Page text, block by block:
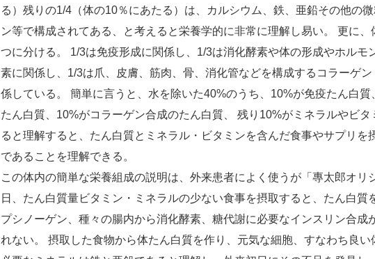
る）残りの1/4（体の10％にあたる）は、カルシウム、鉄、亜鉛その他の
ン等で構成されてある、と考えると栄養学的に非常に理解し易い。 更に、
つに分ける。 1/3は免疫形成に関係し、1/3は消化酵素や体の形成やホルモ
素に関係し、1/3は爪、皮膚、筋肉、骨、消化管などを構成するコラーゲ
係している。 簡単に言うと、水を除いた40%のうち、10%が免疫たん白質
たん白質、10%がコラーゲン合成のたん白質、 残り10%がミネラルやビ
ると理解すると、たん白質とミネラル・ビタミンを含んだ食事やサプリを
であることを理解できる。
この体内の簡単な栄養組成の説明は、外来患者によく使うが「專太郎オリ
日、たん白質量ビタミン・ミネラルの少ない食事を摂取すると、たん白質
プシノーゲン、種々の腸内から消化酵素、糖代謝に必要なインスリン合成
れない。 摂取した食物から体たん白質を作り、元気な細胞、すなわち良い